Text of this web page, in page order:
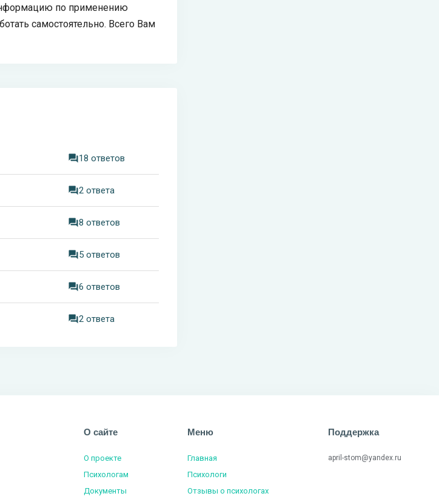
по применению
самостоятельно. Всего Вам
18 ответов
2 ответа
8 ответов
5 ответов
6 ответов
2 ответа
О сайте
О проекте
Психологам
Документы
Меню
Главная
Психологи
Отзывы о психологах
Поддержка
april-stom@yandex.ru